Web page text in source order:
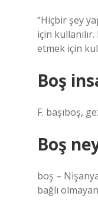
“Hiçbir şey
için
etmek için
Boş
F. başıboş,
Boş
boş –
bağlı